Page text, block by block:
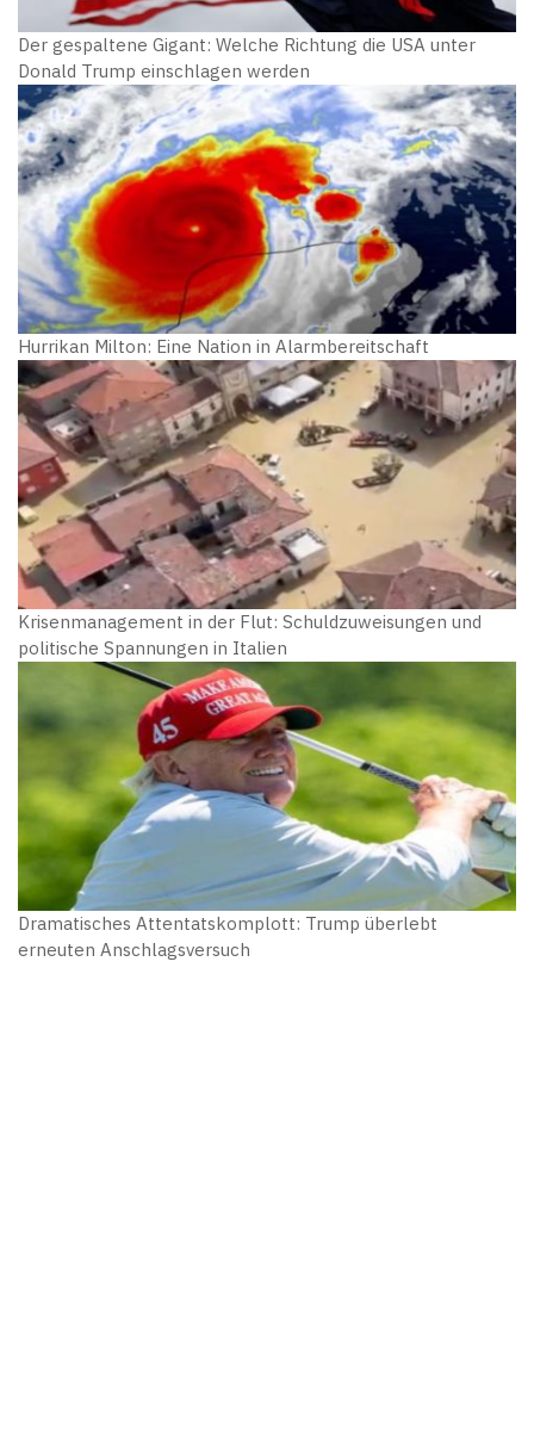
Der gespaltene Gigant: Welche Richtung die USA unter
Donald Trump einschlagen werden
Hurrikan Milton: Eine Nation in Alarmbereitschaft
Krisenmanagement in der Flut: Schuldzuweisungen und
politische Spannungen in Italien
Dramatisches Attentatskomplott: Trump überlebt
erneuten Anschlagsversuch